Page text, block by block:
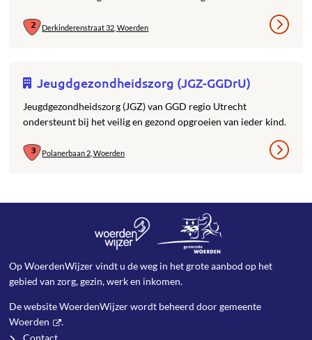
Derkinderenstraat 32, Woerden
Jeugdgezondheidszorg (JGZ-GGDrU)
Jeugdgezondheidszorg (JGZ) van GGD regio Utrecht
ondersteunt bij het veilig en gezond opgroeien van ieder kind.
Polanerbaan 2, Woerden
Op WoerdenWijzer vindt u de weg in het grote aanbod op het
gebied van zorg, gezin, werk en inkomen.
De website WoerdenWijzer wordt beheerd doorgemeente
Woerden
.
Contact